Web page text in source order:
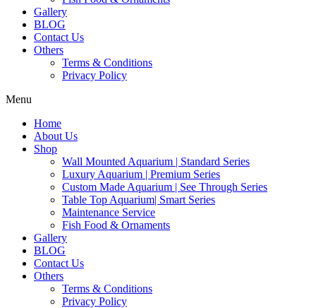
Gallery
BLOG
Contact Us
Others
Terms & Conditions
Privacy Policy
Menu
Home
About Us
Shop
Wall Mounted Aquarium | Standard Series
Luxury Aquarium | Premium Series
Custom Made Aquarium | See Through Series
Table Top Aquarium| Smart Series
Maintenance Service
Fish Food & Ornaments
Gallery
BLOG
Contact Us
Others
Terms & Conditions
Privacy Policy